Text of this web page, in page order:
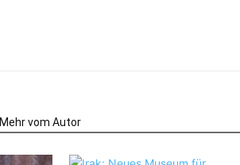
Mehr vom Autor